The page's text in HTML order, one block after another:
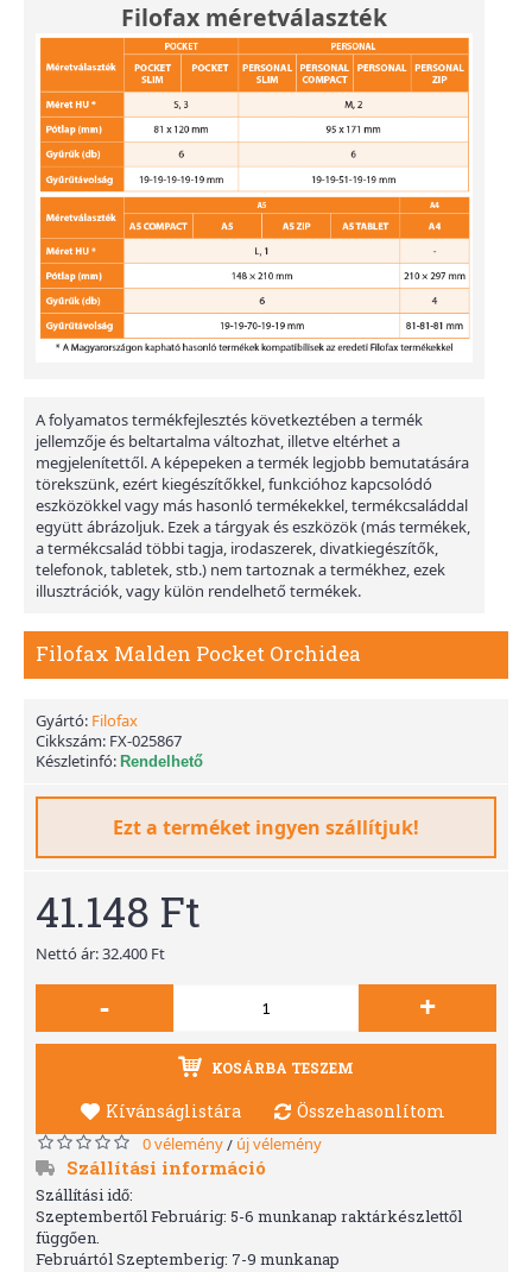
Filofax méretválaszték
A folyamatos termékfejlesztés következtében a termék
jellemzője és beltartalma változhat, illetve eltérhet a
megjelenítettől. A képepeken a termék legjobb bemutatására
törekszünk, ezért kiegészítőkkel, funkcióhoz kapcsolódó
eszközökkel vagy más hasonló termékekkel, termékcsaláddal
együtt ábrázoljuk. Ezek a tárgyak és eszközök (más termékek,
a termékcsalád többi tagja, irodaszerek, divatkiegészítők,
telefonok, tabletek, stb.) nem tartoznak a termékhez, ezek
illusztrációk, vagy külön rendelhető termékek.
Filofax Malden Pocket Orchidea
Gyártó: Filofax
Cikkszám: FX-025867
Készletinfó: Rendelhető
Ezt a terméket ingyen szállítjuk!
41.148 Ft
Nettó ár: 32.400 Ft
- +
KOSÁRBA TESZEM
Kívánságlistára Összehasonlítom
0 vélemény/ új vélemény
Szállítási információ
Szállítási idő:
Szeptembertől Februárig: 5-6 munkanap raktárkészlettől
függően.
Februártól Szeptemberig: 7-9 munkanap